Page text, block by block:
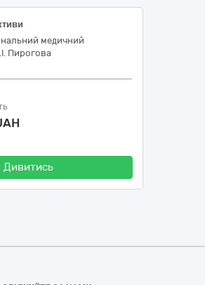
медичний
Пирогова
Дивитись